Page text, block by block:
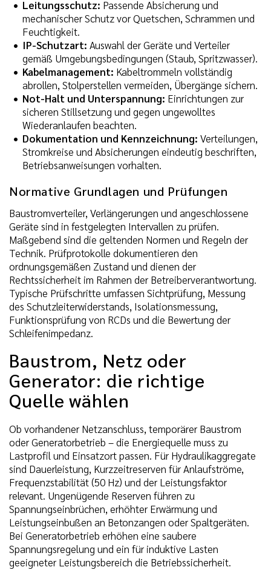
Leitungsschutz: Passende Absicherung und
mechanischer Schutz vor Quetschen, Schrammen und
Feuchtigkeit.
IP-Schutzart: Auswahl der Geräte und Verteiler
gemäß Umgebungsbedingungen (Staub, Spritzwasser).
Kabelmanagement: Kabeltrommeln vollständig
abrollen, Stolperstellen vermeiden, Übergänge sichern.
Not-Halt und Unterspannung: Einrichtungen zur
sicheren Stillsetzung und gegen ungewolltes
Wiederanlaufen beachten.
Dokumentation und Kennzeichnung: Verteilungen,
Stromkreise und Absicherungen eindeutig beschriften,
Betriebsanweisungen vorhalten.
Normative Grundlagen und Prüfungen
Baustromverteiler, Verlängerungen und angeschlossene
Geräte sind in festgelegten Intervallen zu prüfen.
Maßgebend sind die geltenden Normen und Regeln der
Technik. Prüfprotokolle dokumentieren den
ordnungsgemäßen Zustand und dienen der
Rechtssicherheit im Rahmen der Betreiberverantwortung.
Typische Prüfschritte umfassen Sichtprüfung, Messung
des Schutzleiterwiderstands, Isolationsmessung,
Funktionsprüfung von RCDs und die Bewertung der
Schleifenimpedanz.
Baustrom, Netz oder
Generator: die richtige
Quelle wählen
Ob vorhandener Netzanschluss, temporärer Baustrom
oder Generatorbetrieb – die Energiequelle muss zu
Lastprofil und Einsatzort passen. Für Hydraulikaggregate
sind Dauerleistung, Kurzzeitreserven für Anlaufströme,
Frequenzstabilität (50 Hz) und der Leistungsfaktor
relevant. Ungenügende Reserven führen zu
Spannungseinbrüchen, erhöhter Erwärmung und
Leistungseinbußen an Betonzangen oder Spaltgeräten.
Bei Generatorbetrieb erhöhen eine saubere
Spannungsregelung und ein für induktive Lasten
geeigneter Leistungsbereich die Betriebssicherheit.